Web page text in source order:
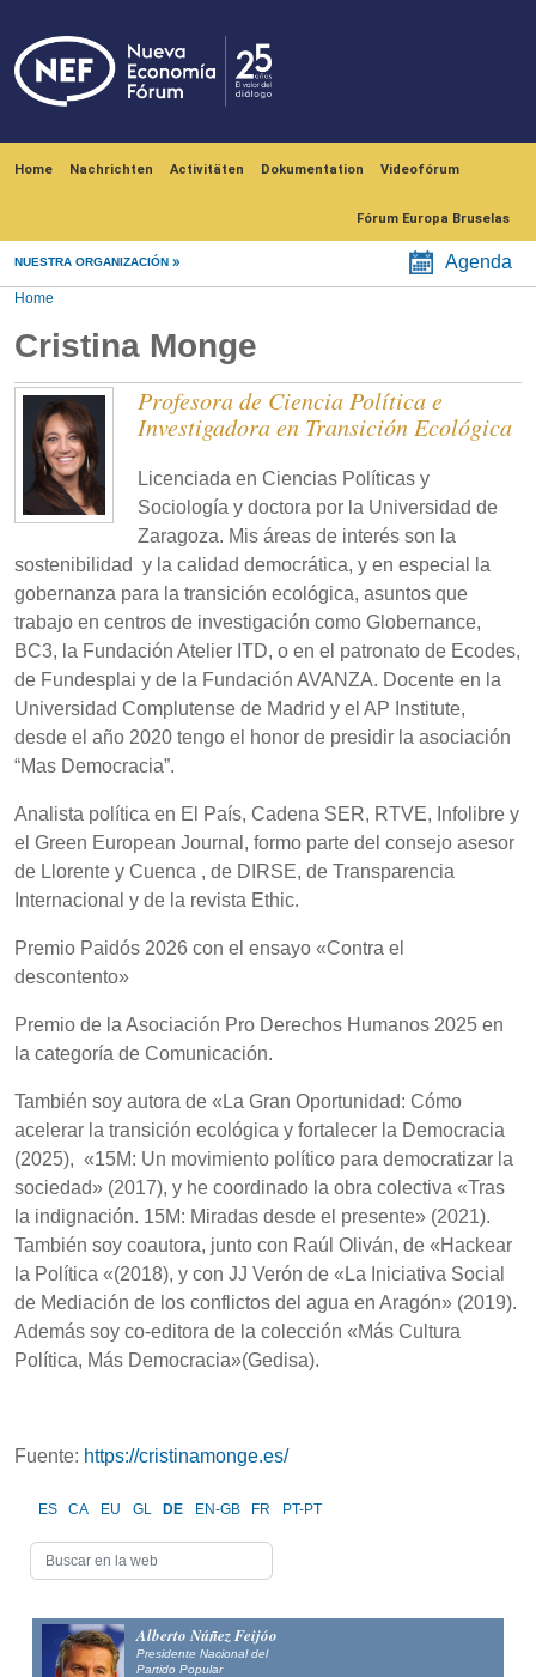
Home Nachrichten Activitäten Dokumentation Videofórum
Fórum Europa Bruselas
NUESTRA ORGANIZACIÓN Agenda
Home
Cristina Monge
Profesora de Ciencia Política e
Investigadora en Transición Ecológica
Licenciada en Ciencias Políticas y
Sociología y doctora por la Universidad de
Zaragoza. Mis áreas de interés son la
sostenibilidad y la calidad democrática, y en especial la
gobernanza para la transición ecológica, asuntos que
trabajo en centros de investigación como Globernance,
BC3, la Fundación Atelier ITD, o en el patronato de Ecodes,
de Fundesplai y de la Fundación AVANZA. Docente en la
Universidad Complutense de Madrid y el AP Institute,
desde el año 2020 tengo el honor de presidir la asociación
“Mas Democracia”.
Analista política en El País, Cadena SER, RTVE, Infolibre y
el Green European Journal, formo parte del consejo asesor
de Llorente y Cuenca , de DIRSE, de Transparencia
Internacional y de la revista Ethic.
Premio Paidós 2026 con el ensayo «Contra el
descontento»
Premio de la Asociación Pro Derechos Humanos 2025 en
la categoría de Comunicación.
También soy autora de «La Gran Oportunidad: Cómo
acelerar la transición ecológica y fortalecer la Democracia
(2025), «15M: Un movimiento político para democratizar la
sociedad» (2017), y he coordinado la obra colectiva «Tras
la indignación. 15M: Miradas desde el presente» (2021).
También soy coautora, junto con Raúl Oliván, de «Hackear
la Política «(2018), y con JJ Verón de «La Iniciativa Social
de Mediación de los conflictos del agua en Aragón» (2019).
Además soy co-editora de la colección «Más Cultura
Política, Más Democracia»(Gedisa).
Fuente: https://cristinamonge.es/
ES CA EU GL DE EN-GB FR PT-PT
Alberto Núñez Feijóo
Presidente Nacional del
Partido Popular